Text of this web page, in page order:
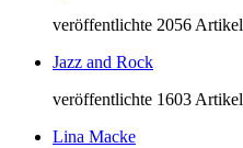
veröffentlichte 2056 Artikel
Jazz and Rock
veröffentlichte 1603 Artikel
Lina Macke